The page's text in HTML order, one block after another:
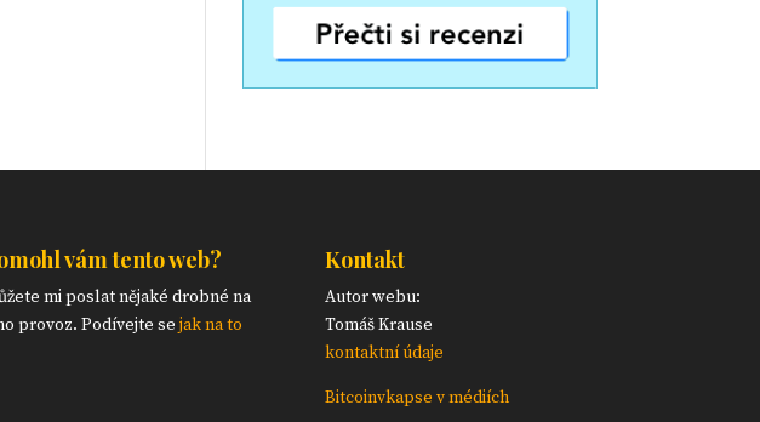
vám tento web?
mi poslat nějaké drobné na
provoz. Podívejte se jak na to
Kontakt
Autor webu:
Tomáš Krause
kontaktní údaje
Bitcoinvkapse v médiích